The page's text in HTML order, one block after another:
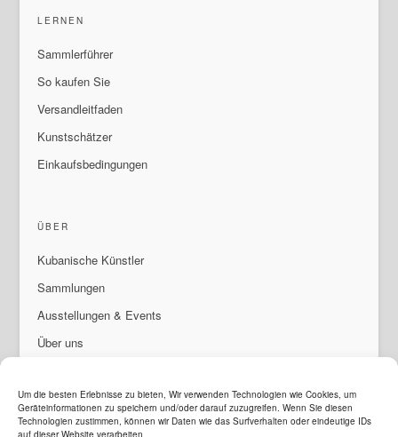
Um die besten Erlebnisse zu bieten, Wir verwenden Technologien wie Cookies, um
Geräteinformationen zu speichern und/oder darauf zuzugreifen. Wenn Sie diesen
Technologien zustimmen, können wir Daten wie das Surfverhalten oder eindeutige IDs
auf dieser Website verarbeiten.
LERNEN
Sammlerführer
So kaufen Sie
Versandleitfaden
Kunstschätzer
Einkaufsbedingungen
ÜBER
Kubanische Künstler
Sammlungen
Ausstellungen & Events
Über uns